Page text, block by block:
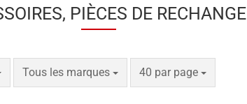
PIÈCES DE RECHANGE
Tous les marques
par page 40 par page
par page